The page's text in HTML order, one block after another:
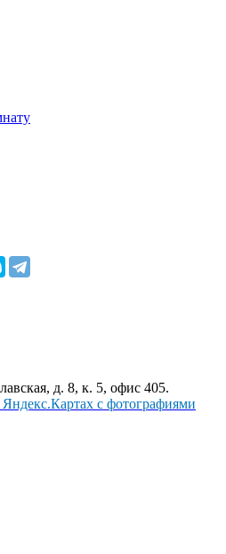
д. 8, к. 5, офис 405.
с фотографиями